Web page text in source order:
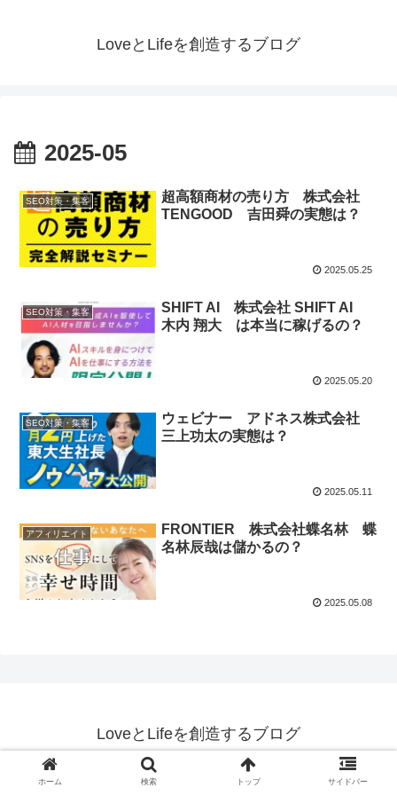
LoveとLifeを創造するブログ
2025-05
SEO対策・集客
超高額商材の売り方 株式会社
TENGOOD 吉田舜の実態は？
2025.05.25
SEO対策・集客
SHIFT AI 株式会社 SHIFT AI
木内 翔大 は本当に稼げるの？
2025.05.20
SEO対策・集客
ウェビナー アドネス株式会社
三上功太の実態は？
2025.05.11
アフィリエイト
FRONTIER 株式会社蝶名林 蝶
名林辰哉は儲かるの？
2025.05.08
LoveとLifeを創造するブログ
© 2022-2026 LoveとLifeを創造するブログ.
ホーム 検索 トップ サイドバー